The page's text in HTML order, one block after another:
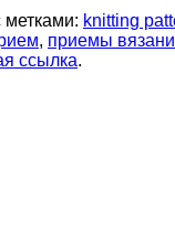
метками: knitting
, приемы
ссылка.